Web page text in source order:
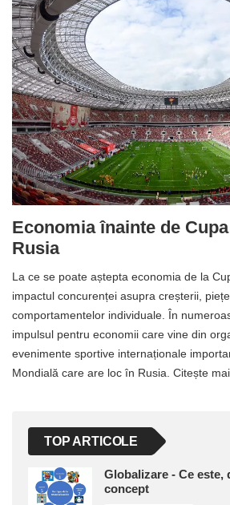
Economia înainte de
Rusia
La ce se poate aștepta economia de la
impactul concurenței asupra creșterii,
comportamentelor individuale. În
impulsul pentru economii care vine din
evenimente sportive internaționale
Mondială care are loc în Rusia. Citește
TOP ARTICOLE
Globalizare - Ce este,
concept